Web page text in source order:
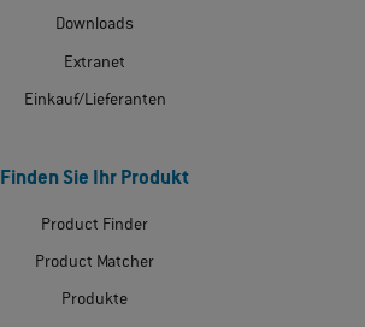
Downloads
Extranet
Einkauf/Lieferanten
Finden Sie Ihr Produkt
Product Finder
Product Matcher
Produkte